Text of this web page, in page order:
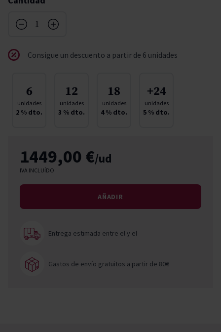
Consigue un descuento a partir de 6 unidades
6
unidades
2 % dto.
12
unidades
3 % dto.
18
unidades
4% dto.
+24
unidades
5 % dto.
1449,00 €/ud
IVA INCLUÍDO
AÑADIR
Entrega estimada entre ely el
Gastos de envío gratuitos a partir de 80€